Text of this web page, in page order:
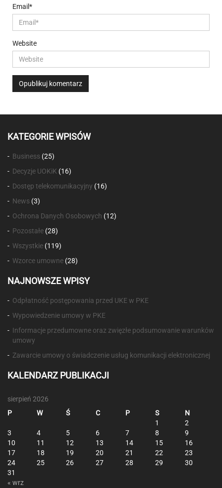
Email*
Website
KATEGORIE WPISÓW
Business (25)
Decyzje UOKiK (16)
Dostęp telekomunikacyjny (16)
News (3)
Ochrona Danych Osobowych (12)
Pozostałe (28)
Wszystkie (119)
Wzorce umowne (28)
NAJNOWSZE WPISY
Odpłatność postępowania przed UKE w PKE
Wypowiedzenie umowy w PKE
Informacje przedumowne oraz zwięzłe podsumowanie warunków
umowy
Zawarcie umowy o świadczenie usług komunikacji elektronicznej
KALENDARZ PUBLIKACJI
sierpień 2026
P
W Ś C P S
N
1
2
3
4 5 6 7 8
9
10
11 12 13 14 15
16
17
18 19 20 21 22
23
24
25 26 27 28 29
30
31
« wrz